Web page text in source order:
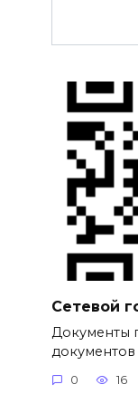
Сетевой
Документы
0 16